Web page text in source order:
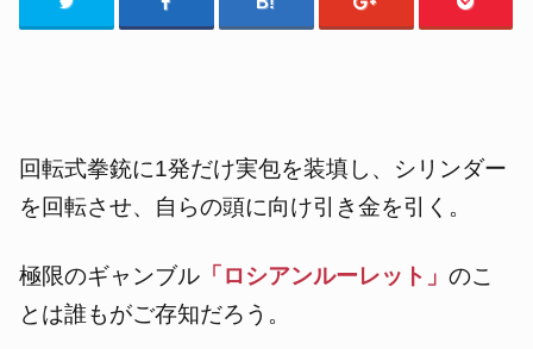
回転式拳銃に1発だけ実包を装填し、シリンダー
を回転させ、自らの頭に向け引き金を引く。
極限のギャンブル 「ロシアンルーレット」のこ
とは誰もがご存知だろう。